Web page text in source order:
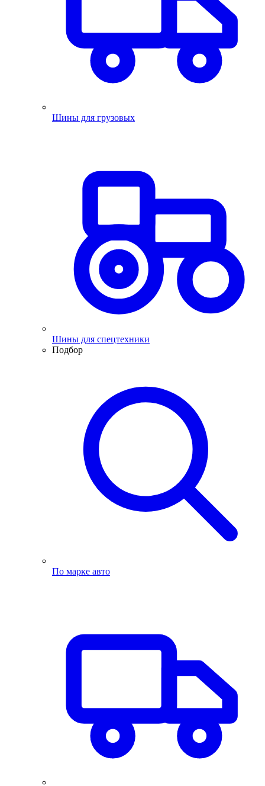
Шины для грузовых
Шины для спецтехники
Подбор
По марке авто